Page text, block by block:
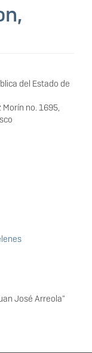
del Estado de
no. 1695,
José Arreola"